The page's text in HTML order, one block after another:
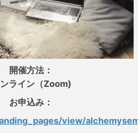
開催方法：
ライン（Zoom)
お申込み：
view/